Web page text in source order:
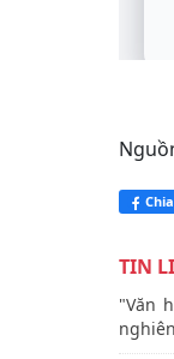
TIN
"Văn